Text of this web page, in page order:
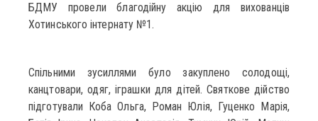
БДМУ провели благодійну акцію для вихованців
Хотинського інтернату №1.
Спільними зусиллями було закуплено солодощі,
канцтовари, одяг, іграшки для дітей. Святкове дійство
підготували Коба Ольга, Роман Юлія, Гуценко Марія,